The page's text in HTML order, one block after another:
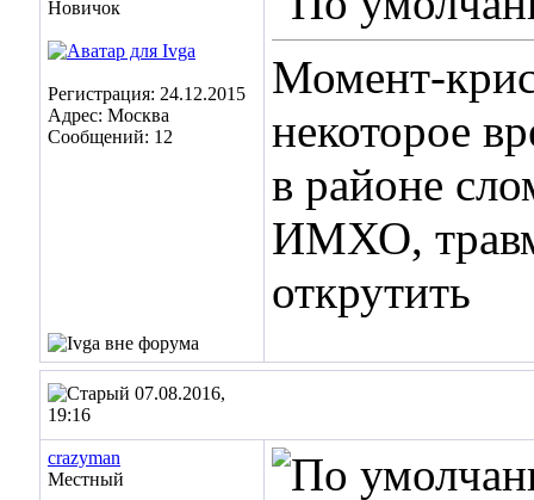
Новичок
Регистрация: 24.12.2015
Адрес: Москва
Сообщений: 12
Момент-
некоторое
в районе
ИМХО,
открутить
07.08.2016,
19:16
crazyman
Местный